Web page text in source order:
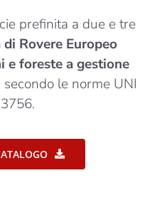
prefinita a due e tre
Rovere Europeo
e foreste a gestione
le norme UNI